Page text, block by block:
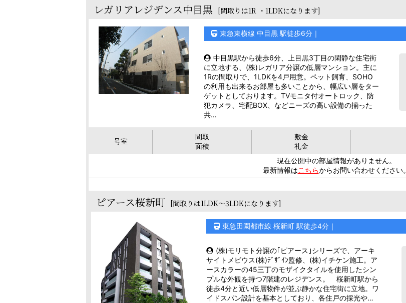
レガリアレジデンス中目黒 [間取りは1R ・1LDKになります]
東急東横線 中目黒 駅徒歩6分｜
中目黒駅から徒歩6分、上目黒3丁目の閑静な住宅街
に立地する、(株)レガリア分譲の低層マンション。主に
1Rの間取りで、1LDKを4戸用意。ペット飼育、SOHO
の利用も出来るお部屋も多いことから、幅広い層をター
ゲットとしております。TVモニタ付オートロック、防
犯カメラ、宅配BOX、などニーズの高い設備の揃った
共…
号室
間取
面積
敷金
礼金
現在公開中の部屋情報がありません。
最新情報はこちらからお問い合わせください。
ピアース桜新町 [間取りは1LDK～3LDKになります]
東急田園都市線 桜新町 駅徒歩4分｜
(株)モリモト分譲の｢ピアース｣シリーズで、アーキ
サイトメビウス(株)ﾃﾞｻﾞｲﾝ監修、(株)イチケン施工。ア
ースカラーの45三丁のモザイクタイルを使用したシン
プルな外観を持つ7階建のレジデンス。 桜新町駅から
徒歩4分と近い低層物件が並ぶ静かな住宅街に立地。ワ
イドスパン設計を基本としており、各住戸の採光や…